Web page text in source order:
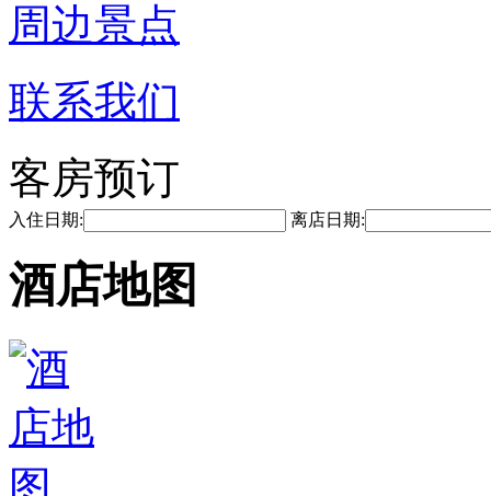
周边景点
联系我们
客房预订
入住日期: 离店日期:
酒店地图